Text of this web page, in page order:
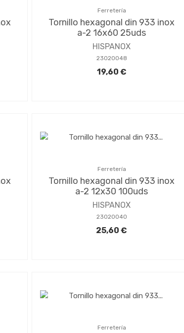
Ferretería
Tornillo hexagonal din 933 inox
a-2 16x60 25uds
HISPANOX
23020048
19,60 €
Ferretería
Tornillo hexagonal din 933 inox
a-2 12x30 100uds
HISPANOX
23020040
25,60 €
Ferretería